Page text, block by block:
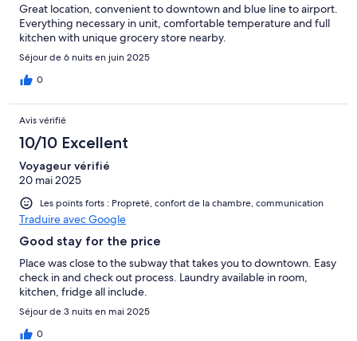
Great location, convenient to downtown and blue line to airport.
Everything necessary in unit, comfortable temperature and full
kitchen with unique grocery store nearby.
Séjour de 6 nuits en juin 2025
0
Avis vérifié
10/10 Excellent
Voyageur vérifié
20 mai 2025
Les points forts : Propreté, confort de la chambre, communication
Traduire avec Google
Good stay for the price
Place was close to the subway that takes you to downtown. Easy
check in and check out process. Laundry available in room,
kitchen, fridge all include.
Séjour de 3 nuits en mai 2025
0